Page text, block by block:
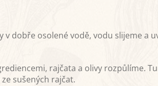
v dobře osolené vodě, vodu slijeme a
rajčata a olivy rozpůlíme.
sušených rajčat.